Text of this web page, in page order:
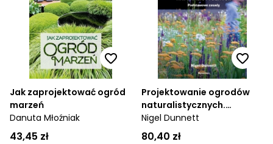
Jak zaprojektować ogród
marzeń
Danuta Młoźniak
43,45 zł
Projektowanie ogrodów
naturalistycznych.
Podstawowe zasady
Nigel Dunnett
80,40 zł